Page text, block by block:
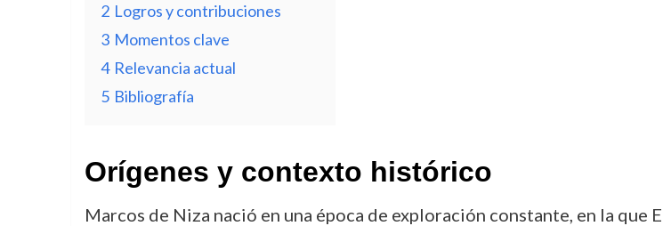
2 Logros y contribuciones
3 Momentos clave
4 Relevancia actual
5 Bibliografía
Orígenes y contexto histórico
Marcos de Niza nació en una época de exploración constante, en la que